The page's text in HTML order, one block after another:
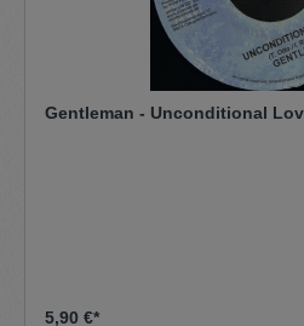
Gentleman - Unconditional
5,90 €*